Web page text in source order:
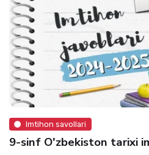
Imtihon savollari
9-sinf O'zbekiston tarixi